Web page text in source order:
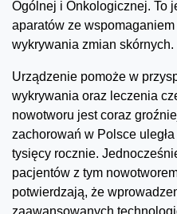
Ogólnej i Onkologicznej. To
aparatów ze
wykrywania zmian skórnych.
Urządzenie pomoże w
wykrywania oraz leczenia
nowotworu jest coraz
zachorowań w Polsce
tysięcy rocznie.
pacjentów z tym
potwierdzają, że
zaawansowanych